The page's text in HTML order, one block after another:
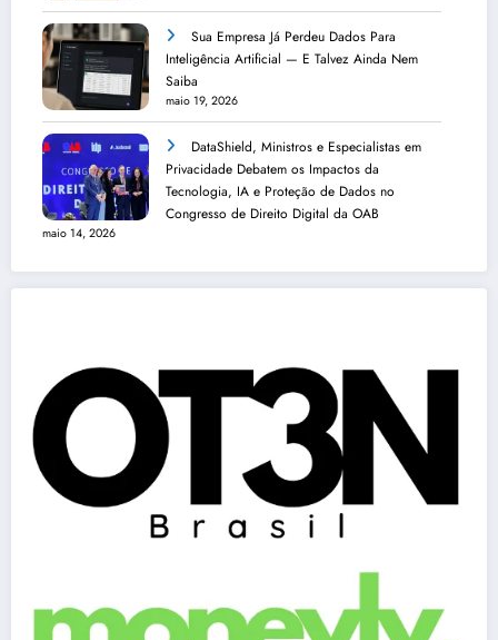
Sua Empresa Já Perdeu Dados Para
Inteligência Artificial — E Talvez Ainda Nem
Saiba
maio 19, 2026
DataShield, Ministros e Especialistas em
Privacidade Debatem os Impactos da
Tecnologia, IA e Proteção de Dados no
Congresso de Direito Digital da OAB
maio 14, 2026